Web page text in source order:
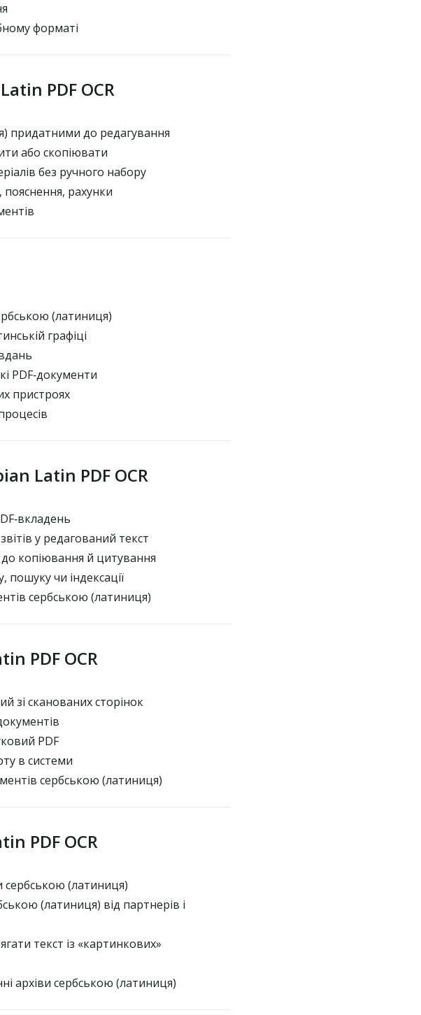
форматі
PDF OCR
придатними до редагування
або скопіювати
без ручного набору
рахунки
(латиниця)
графіці
PDF‑документи
пристроях
Latin PDF OCR
у редагований текст
копіювання й цитування
чи індексації
сербською (латиниця)
PDF OCR
зі сканованих сторінок
PDF
в системи
сербською (латиниця)
PDF OCR
сербською (латиниця)
(латиниця) від партнерів і
текст із «картинкових»
архіви сербською (латиниця)